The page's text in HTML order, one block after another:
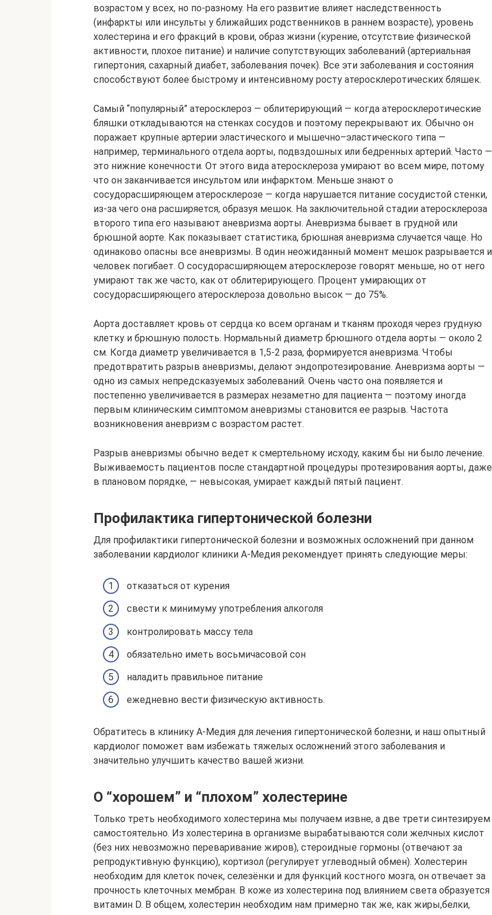
возрастом у всех, но по-разному. На его развитие влияет наследственность
(инфаркты или инсульты у ближайших родственников в раннем возрасте), уровень
холестерина и его фракций в крови, образ жизни (курение, отсутствие физической
активности, плохое питание) и наличие сопутствующих заболеваний (артериальная
гипертония, сахарный диабет, заболевания почек). Все эти заболевания и состояния
способствуют более быстрому и интенсивному росту атеросклеротических бляшек.
Самый “популярный” атеросклероз — облитерирующий — когда атеросклеротические
бляшки откладываются на стенках сосудов и поэтому перекрывают их. Обычно он
поражает крупные артерии эластического и мышечно–эластического типа —
например, терминального отдела аорты, подвздошных или бедренных артерий. Часто —
это нижние конечности. От этого вида атеросклероза умирают во всем мире, потому
что он заканчивается инсультом или инфарктом. Меньше знают о
сосудорасширяющем атеросклерозе — когда нарушается питание сосудистой стенки,
из-за чего она расширяется, образуя мешок. На заключительной стадии атеросклероза
второго типа его называют аневризма аорты. Аневризма бывает в грудной или
брюшной аорте. Как показывает статистика, брюшная аневризма случается чаще. Но
одинаково опасны все аневризмы. В один неожиданный момент мешок разрывается и
человек погибает. О сосудорасширяющем атеросклерозе говорят меньше, но от него
умирают так же часто, как от облитерирующего. Процент умирающих от
сосудорасширяющего атеросклероза довольно высок — до 75%.
Аорта доставляет кровь от сердца ко всем органам и тканям проходя через грудную
клетку и брюшную полость. Нормальный диаметр брюшного отдела аорты — около 2
см. Когда диаметр увеличивается в 1,5-2 раза, формируется аневризма. Чтобы
предотвратить разрыв аневризмы, делают эндопротезирование. Аневризма аорты —
одно из самых непредсказуемых заболеваний. Очень часто она появляется и
постепенно увеличивается в размерах незаметно для пациента — поэтому иногда
первым клиническим симптомом аневризмы становится ее разрыв. Частота
возникновения аневризм с возрастом растет.
Разрыв аневризмы обычно ведет к смертельному исходу, каким бы ни было лечение.
Выживаемость пациентов после стандартной процедуры протезирования аорты, даже
в плановом порядке, — невысокая, умирает каждый пятый пациент.
Профилактика гипертонической болезни
Для профилактики гипертонической болезни и возможных осложнений при данном
заболевании кардиолог клиники А-Медия рекомендует принять следующие меры:
отказаться от курения
свести к минимуму употребления алкоголя
контролировать массу тела
обязательно иметь восьмичасовой сон
наладить правильное питание
ежедневно вести физическую активность.
Обратитесь в клинику А-Медия для лечения гипертонической болезни, и наш опытный
кардиолог поможет вам избежать тяжелых осложнений этого заболевания и
значительно улучшить качество вашей жизни.
О “хорошем” и “плохом” холестерине
Только треть необходимого холестерина мы получаем извне, а две трети синтезируем
самостоятельно. Из холестерина в организме вырабатываются соли желчных кислот
(без них невозможно переваривание жиров), стероидные гормоны (отвечают за
репродуктивную функцию), кортизол (регулирует углеводный обмен). Холестерин
необходим для клеток почек, селезёнки и для функций костного мозга, он отвечает за
прочность клеточных мембран. В коже из холестерина под влиянием света образуется
витамин D. В общем, холестерин необходим нам примерно так же, как жиры,белки,